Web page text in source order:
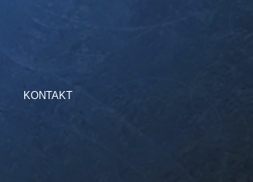
KONTAKT